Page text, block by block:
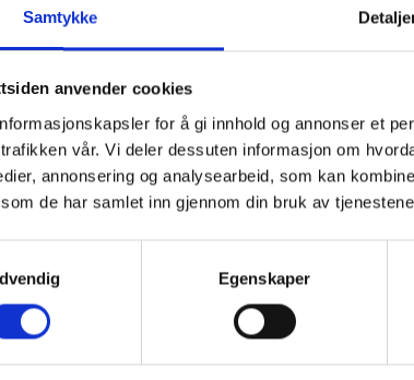
Samtykke
anvender cookies
for å gi innhold og annonser et
vår. Vi deler dessuten informasjon om
annonsering og analysearbeid, som kan
de har samlet inn gjennom din bruk av
Egenskaper
for en dag med framtidsblikk. Her ble
Fossvik fra Karrieresenter Østfold, før dagens
ved Frischsenteret, tok deltakerne gjennom
av å fullføre videregående opplæring.
Katrine Gustavsen og Rina Østenby
om overgangen fra skole til bedrift. Med
de råd om hvordan veiledere kan hjelpe unge
skaper tillit eller skepsis.
Ummu Aylin Çukurova, fulgte opp med en
plikter som gjelder for unge i arbeidslivet, et